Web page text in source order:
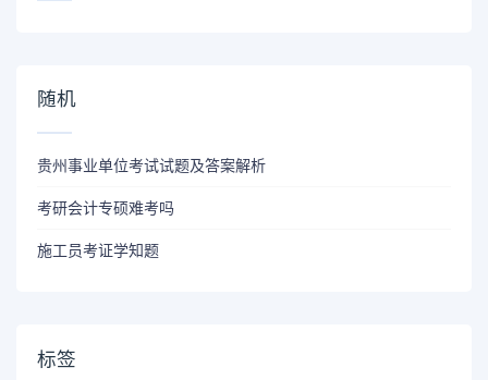
随机
贵州事业单位考试试题及答案解析
考研会计专硕难考吗
施工员考证学知题
标签